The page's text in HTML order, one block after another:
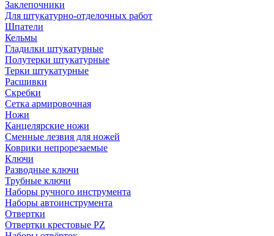
Заклепочники
Для штукатурно-отделочных работ
Шпатели
Кельмы
Гладилки штукатурные
Полутерки штукатурные
Терки штукатурные
Расшивки
Скребки
Сетка армировочная
Ножи
Канцелярские ножи
Сменные лезвия для ножей
Коврики непрорезаемые
Ключи
Разводные ключи
Трубные ключи
Наборы ручного инструмента
Наборы автоинструмента
Отвертки
Отвертки крестовые PZ